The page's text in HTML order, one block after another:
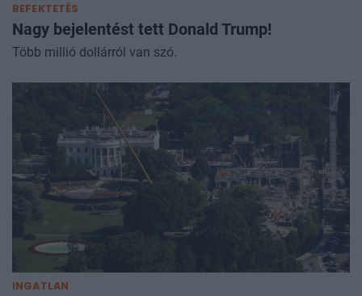
BEFEKTETÉS
Nagy bejelentést tett Donald Trump!
Több millió dollárról van szó.
INGATLAN